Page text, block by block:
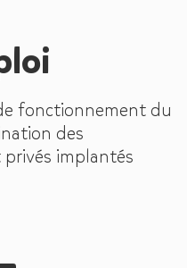
fonctionnement du
des
implantés